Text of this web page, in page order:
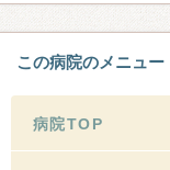
この病院のメニュー
病院TOP